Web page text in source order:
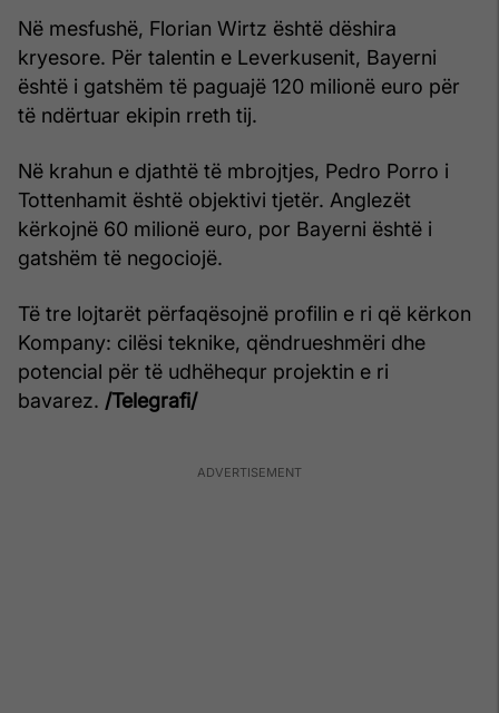
Në mesfushë, Florian Wirtz është dëshira
kryesore. Për talentin e Leverkusenit, Bayerni
është i gatshëm të paguajë 120 milionë euro për
të ndërtuar ekipin rreth tij.
Në krahun e djathtë të mbrojtjes, Pedro Porro i
Tottenhamit është objektivi tjetër. Anglezët
kërkojnë 60 milionë euro, por Bayerni është i
gatshëm të negociojë.
Të tre lojtarët përfaqësojnë profilin e ri që kërkon
Kompany: cilësi teknike, qëndrueshmëri dhe
potencial për të udhëhequr projektin e ri
bavarez. /Telegrafi/